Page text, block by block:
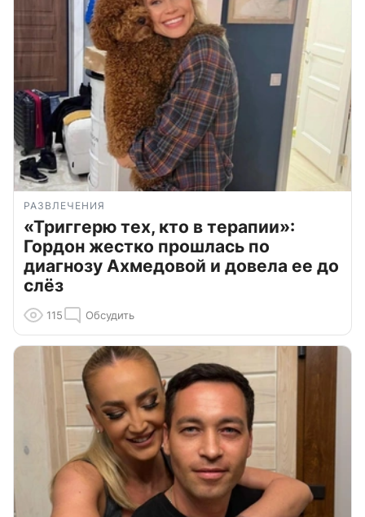
РАЗВЛЕЧЕНИЯ
«Триггерю тех, кто в терапии»:
Гордон жестко прошлась по
диагнозу Ахмедовой и довела ее до
слёз
115 Обсудить